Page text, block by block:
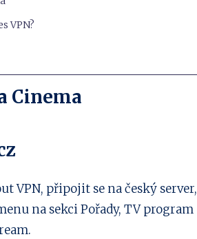
VPN?
Cinema
VPN, připojit se na český server,
na sekci Pořady, TV program